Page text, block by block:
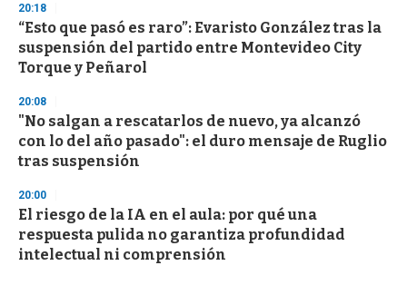
20:18
“Esto que pasó es raro”: Evaristo González tras la
suspensión del partido entre Montevideo City
Torque y Peñarol
20:08
"No salgan a rescatarlos de nuevo, ya alcanzó
con lo del año pasado": el duro mensaje de Ruglio
tras suspensión
20:00
El riesgo de la IA en el aula: por qué una
respuesta pulida no garantiza profundidad
intelectual ni comprensión